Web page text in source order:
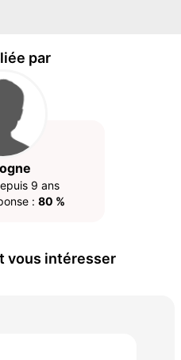
par
9 ans
: 80 %
vous intéresser